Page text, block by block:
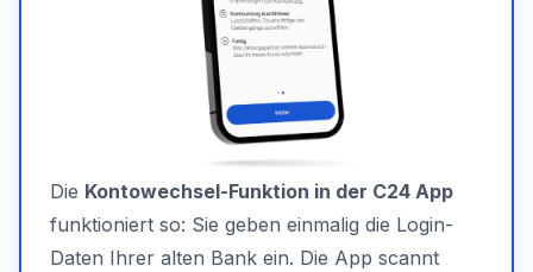
Die Kontowechsel-Funktion in der C24 App
funktioniert so: Sie geben einmalig die Login-
Daten Ihrer alten Bank ein. Die App scannt